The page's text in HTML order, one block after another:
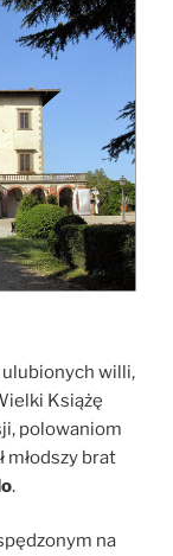
ulubionych willi,
Książę
polowaniom
młodszy brat
.
na